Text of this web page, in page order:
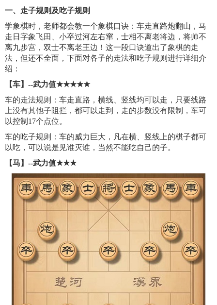
一、走子规则及吃子规则
学象棋时，老师都会教一个象棋口诀：车走直路炮翻山，马
走日字象飞田、小卒过河左右窜，士相不离老将边，将帅不
离九步宫，双士不离老王边！这一段口诀道出了象棋的走
法，但还不全面，下面对各子的走法和吃子规则进行详细介
绍：
【车】--武力值★★★★★
车的走法规则：车走直路，横线、竖线均可以走，只要线路
上没有其他子阻拦，都可以走到，走的步数没有限制，车可
以控制17个点位。
车的吃子规则：车的威力巨大，凡在横、竖线上的棋子都可
以吃，可以说是见谁灭谁，当然不能吃自己的子。
【马】--武力值★★★